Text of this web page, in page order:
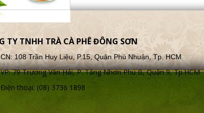
TY TNHH TRÀ CÀ PHÊ ĐÔNG SƠN
CN: 108 Trần Huy Liệu, P.15, Quận Phú Nhuận, Tp. HCM
VP: 79 Trương Văn Hải, P. Tăng Nhơn Phú B, Quận 9, Tp.HCM
Điện thoại: (08) 3736 1898